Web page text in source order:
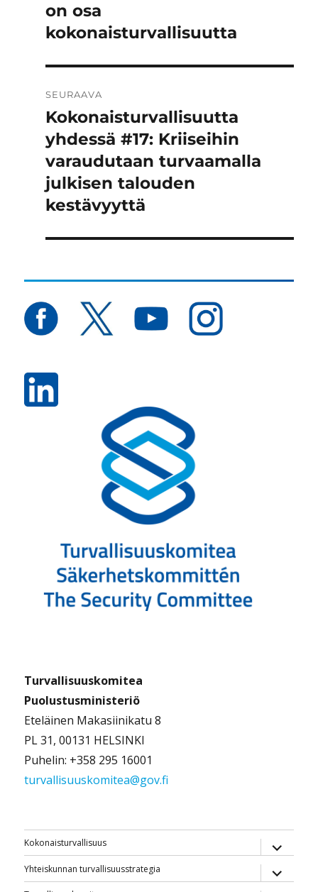
on osa
kokonaisturvallisuutta
SEURAAVA
Seuraava
artikkeli:
Kokonaisturvallisuutta
yhdessä #17: Kriiseihin
varaudutaan turvaamalla
julkisen talouden
kestävyyttä
Turvallisuuskomitea
Puolustusministeriö
Eteläinen Makasiinikatu 8
PL 31, 00131 HELSINKI
Puhelin: +358 295 16001
turvallisuuskomitea@gov.fi
Kokonaisturvallisuus
näytä
Yhteiskunnan turvallisuusstrategia
näytä